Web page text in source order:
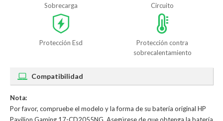
Sobrecarga
Circuito
Protección Esd
Protección contra
sobrecalentamiento
Compatibilidad
Nota:
Por favor, compruebe el modelo y la forma de su batería original HP